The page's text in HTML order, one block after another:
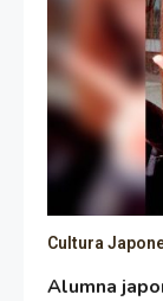
Cultura
Alumna